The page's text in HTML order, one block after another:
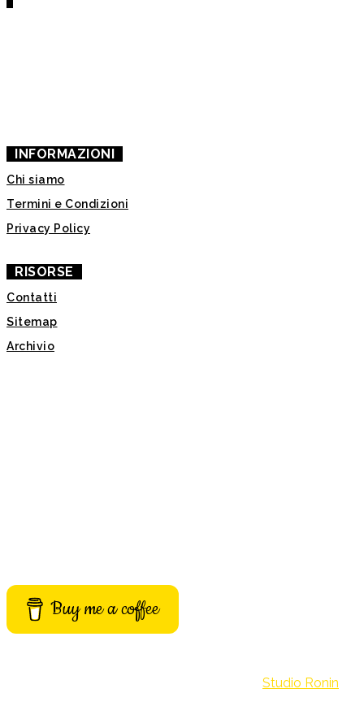
INFORMAZIONI
Chi siamo
Termini e Condizioni
Privacy Policy
RISORSE
Contatti
Sitemap
Archivio
Buy me a coffee
Studio Ronin